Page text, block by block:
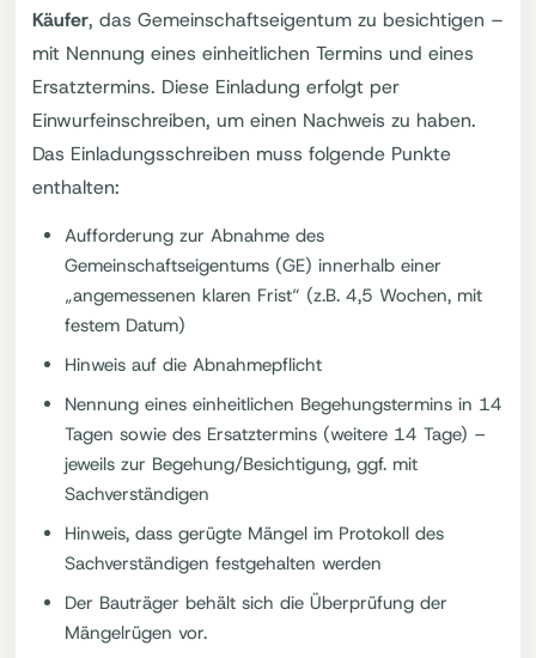
Käufer, das Gemeinschaftseigentum zu besichtigen –
mit Nennung eines einheitlichen Termins und eines
Ersatztermins. Diese Einladung erfolgt per
Einwurfeinschreiben, um einen Nachweis zu haben.
Das Einladungsschreiben muss folgende Punkte
enthalten:
Aufforderung zur Abnahme des
Gemeinschaftseigentums (GE) innerhalb einer
„angemessenen klaren Frist“ (z.B. 4,5 Wochen, mit
festem Datum)
Hinweis auf die Abnahmepflicht
Nennung eines einheitlichen Begehungstermins in 14
Tagen sowie des Ersatztermins (weitere 14 Tage) –
jeweils zur Begehung/Besichtigung, ggf. mit
Sachverständigen
Hinweis, dass gerügte Mängel im Protokoll des
Sachverständigen festgehalten werden
Der Bauträger behält sich die Überprüfung der
Mängelrügen vor.